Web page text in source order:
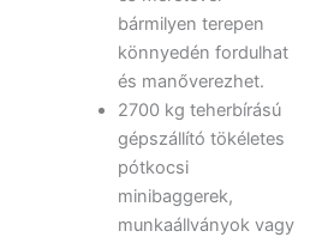
bármilyen terepen
könnyedén fordulhat
és manőverezhet.
2700 kg teherbírású
gépszállító tökéletes
pótkocsi
minibaggerek,
munkaállványok vagy